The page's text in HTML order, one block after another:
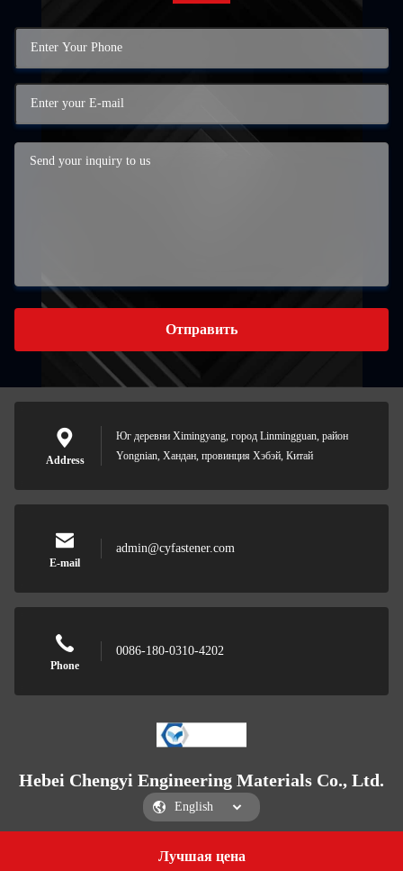
Лучшая цена
Отправить
Address
Юг деревни Ximingyang, город Linmingguan, район
Yongnian, Хандан, провинция Хэбэй, Китай
E-mail
admin@cyfastener.com
Phone
0086-180-0310-4202
Hebei Chengyi Engineering Materials Co., Ltd.
Hebei Chengyi Engineering Materials Co., Ltd.